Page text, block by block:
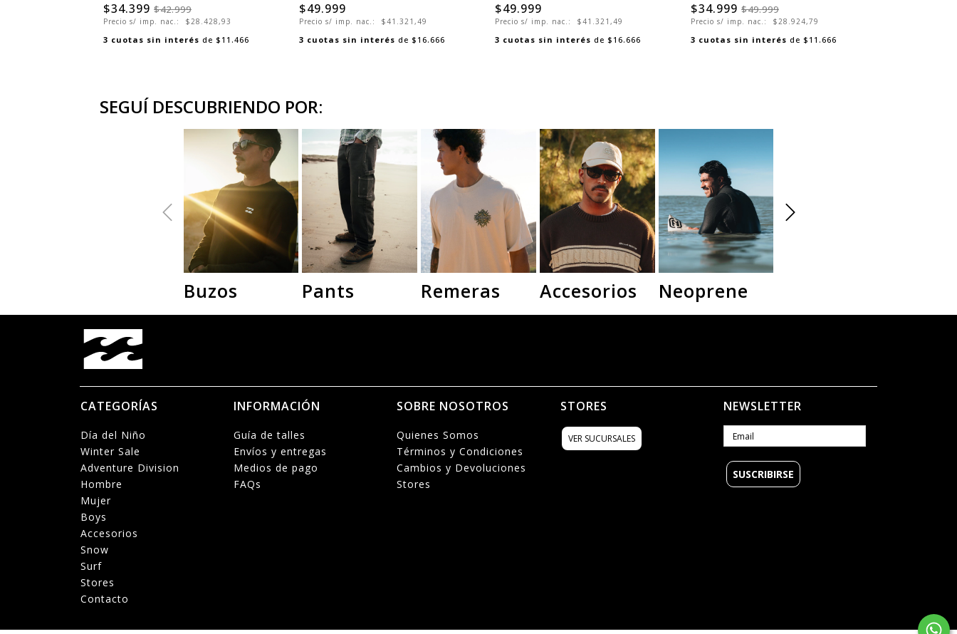
$34.399 $42.999
Precio s/ imp. nac.: $28.428,93
3 cuotas sin interés de $11.466
$49.999
Precio s/ imp. nac.: $41.321,49
3 cuotas sin interés de $16.666
$49.999
Precio s/ imp. nac.: $41.321,49
3 cuotas sin interés de $16.666
$34.999 $49.999
Precio s/ imp. nac.: $28.924,79
3 cuotas sin interés de $11.666
SEGUÍ DESCUBRIENDO POR:
Buzos Pants Remeras Accesorios Neoprene
CATEGORÍAS
Día del Niño
Winter Sale
Adventure Division
Hombre
Mujer
Boys
Accesorios
Snow
Surf
Stores
Contacto
INFORMACIÓN
Guía de talles
Envíos y entregas
Medios de pago
FAQs
SOBRE NOSOTROS
Quienes Somos
Términos y Condiciones
Cambios y Devoluciones
Stores
STORES
VER SUCURSALES
NEWSLETTER